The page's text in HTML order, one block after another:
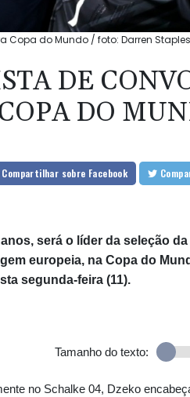
do Mundo / foto: Darren Staples
DE
DO
sobre Facebook
será o líder da seleção
europeia, na Copa do
segunda-feira (11).
Tamanho do texto:
no Schalke 04, Dzeko